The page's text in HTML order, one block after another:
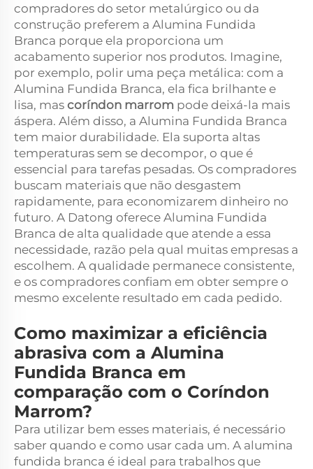
compradores do setor metalúrgico ou da
construção preferem a Alumina Fundida
Branca porque ela proporciona um
acabamento superior nos produtos. Imagine,
por exemplo, polir uma peça metálica: com a
Alumina Fundida Branca, ela fica brilhante e
lisa, mas coríndon marrom pode deixá-la mais
áspera. Além disso, a Alumina Fundida Branca
tem maior durabilidade. Ela suporta altas
temperaturas sem se decompor, o que é
essencial para tarefas pesadas. Os compradores
buscam materiais que não desgastem
rapidamente, para economizarem dinheiro no
futuro. A Datong oferece Alumina Fundida
Branca de alta qualidade que atende a essa
necessidade, razão pela qual muitas empresas a
escolhem. A qualidade permanece consistente,
e os compradores confiam em obter sempre o
mesmo excelente resultado em cada pedido.
Como maximizar a eficiência
abrasiva com a Alumina
Fundida Branca em
comparação com o Coríndon
Marrom?
Para utilizar bem esses materiais, é necessário
saber quando e como usar cada um. A alumina
fundida branca é ideal para trabalhos que